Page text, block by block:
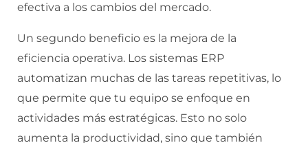
efectiva a los cambios del mercado.
Un segundo beneficio es la mejora de la
eficiencia operativa. Los sistemas ERP
automatizan muchas de las tareas repetitivas, lo
que permite que tu equipo se enfoque en
actividades más estratégicas. Esto no solo
aumenta la productividad, sino que también